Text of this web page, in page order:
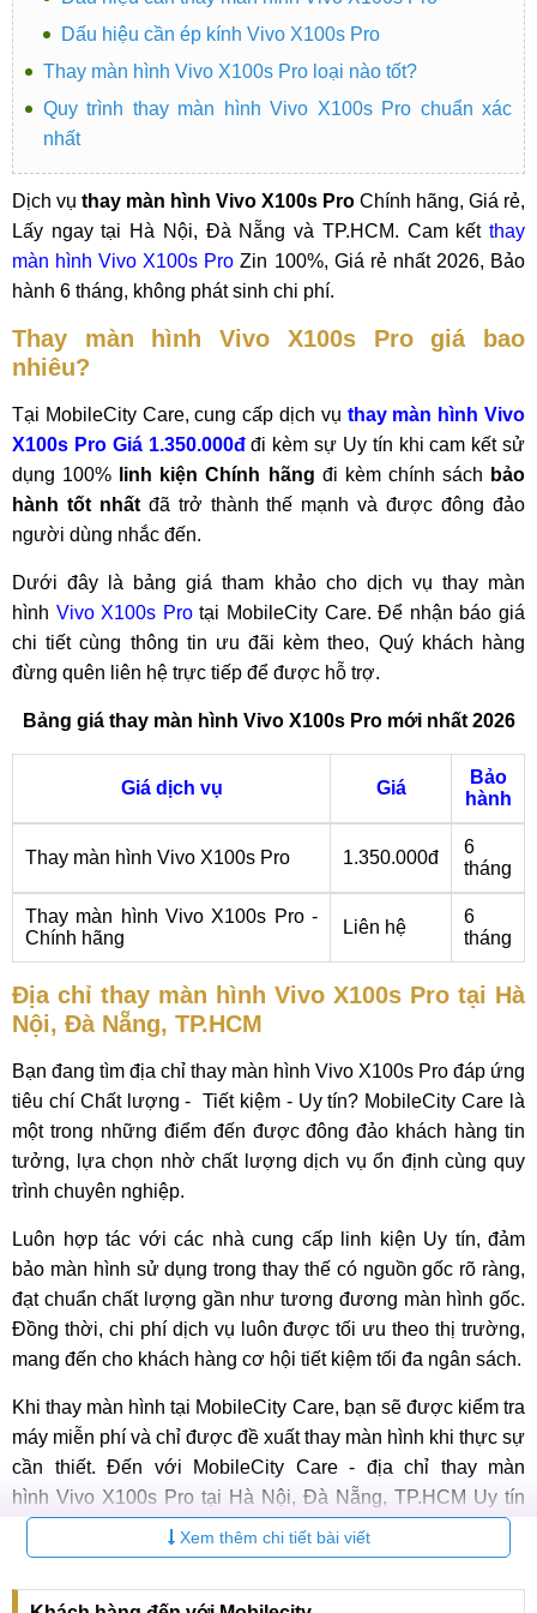
Dấu hiệu cần ép kính Vivo X100s Pro
Thay màn hình Vivo X100s Pro loại nào tốt?
Quy trình thay màn hình Vivo X100s Pro chuẩn xác
nhất
Dịch vụ thay màn hình Vivo X100s Pro Chính hãng, Giá rẻ,
Lấy ngay tại Hà Nội, Đà Nẵng và TP.HCM. Cam kết thay
màn hình Vivo X100s Pro Zin 100%, Giá rẻ nhất 2026, Bảo
hành 6 tháng, không phát sinh chi phí.
Thay màn hình Vivo X100s Pro giá bao
nhiêu?
Tại MobileCity Care, cung cấp dịch vụ thay màn hình Vivo
X100s Pro Giá 1.350.000đđi kèm sự Uy tín khi cam kết sử
dụng 100% linh kiện Chính hãng đi kèm chính sách bảo
hành tốt nhấtđã trở thành thế mạnh và được đông đảo
người dùng nhắc đến.
Dưới đây là bảng giá tham khảo cho dịch vụ thay màn
hình Vivo X100s Protại MobileCity Care. Để nhận báo giá
chi tiết cùng thông tin ưu đãi kèm theo, Quý khách hàng
đừng quên liên hệ trực tiếp để được hỗ trợ.
Bảng giá thay màn hình Vivo X100s Pro mới nhất 2026
Giá dịch vụ Giá
Bảo
hành
Thay màn hình Vivo X100s Pro 1.350.000đ
6
tháng
Thay màn hình Vivo X100s Pro -
Chính hãng
Liên hệ
6
tháng
Địa chỉ thay màn hình Vivo X100s Pro tại Hà
Nội, Đà Nẵng, TP.HCM
Bạn đang tìm địa chỉ thay màn hình Vivo X100s Pro đáp ứng
tiêu chí Chất lượng - Tiết kiệm - Uy tín? MobileCity Care là
một trong những điểm đến được đông đảo khách hàng tin
tưởng, lựa chọn nhờ chất lượng dịch vụ ổn định cùng quy
trình chuyên nghiệp.
Luôn hợp tác với các nhà cung cấp linh kiện Uy tín, đảm
bảo màn hình sử dụng trong thay thế có nguồn gốc rõ ràng,
đạt chuẩn chất lượng gần như tương đương màn hình gốc.
Đồng thời, chi phí dịch vụ luôn được tối ưu theo thị trường,
mang đến cho khách hàng cơ hội tiết kiệm tối đa ngân sách.
Khi thay màn hình tại MobileCity Care, bạn sẽ được kiểm tra
máy miễn phí và chỉ được đề xuất thay màn hình khi thực sự
cần thiết. Đến với MobileCity Care - địa chỉ thay màn
hình Vivo X100s Pro tại Hà Nội, Đà Nẵng, TP.HCM Uy tín
hàng đầu, bạn sẽ nhận được dịch vụ chất lượng cao với trải
nghiệm tốt nhất.
Xem thêm chi tiết bài viết